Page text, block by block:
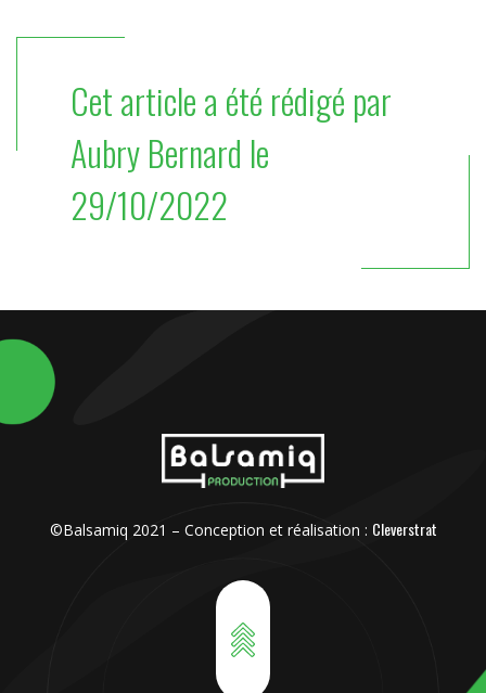
Cet article a été rédigé par
Aubry Bernard le
29/10/2022
©Balsamiq 2021 – Conception et réalisation : Cleverstrat